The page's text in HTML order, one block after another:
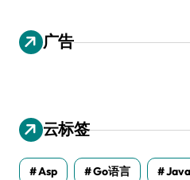
广告
云标签
Asp Go语言 Java